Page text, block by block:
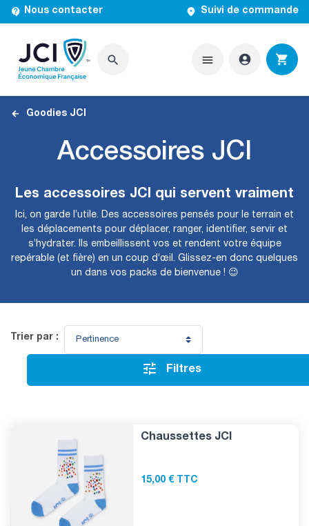
 Nous contacter  Suivi de commande
   
Goodies JCI
Accessoires JCI
Les accessoires JCI qui servent vraiment
Ici, on garde l’utile. Des accessoires pensés pour le terrain et
les déplacements pour déplacer, ranger, identifier, servir et
s’hydrater. Ils embeillissent vos et rendent votre équipe
repérable (et fière) en un coup d’œil. Glissez-en donc quelques
un dans vos packs de bienvenue ! 😉
 Filtres
Trier par :
Chaussettes JCI
15,00 € TTC